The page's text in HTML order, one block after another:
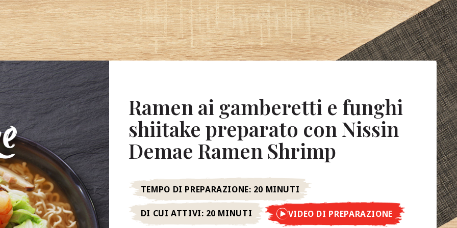
Ramen ai gamberetti e funghi
shiitake preparato con Nissin
Demae Ramen Shrimp
TEMPO DI PREPARAZIONE: 20 MINUTI
DI CUI ATTIVI: 20 MINUTI VIDEO DI PREPARAZIONE